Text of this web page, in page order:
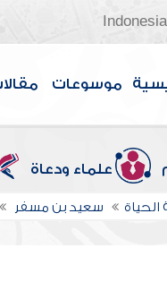
Indonesia
موسوعات
علماء ودعاة
الحياة سعيد بن مسفر